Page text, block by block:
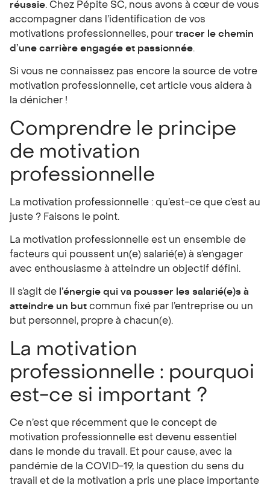
réussie. Chez Pépite SC, nous avons à cœur de vous
accompagner dans l’identification de vos
motivations professionnelles, pour tracer le chemin
d’une carrière engagée et passionnée.
Si vous ne connaissez pas encore la source de votre
motivation professionnelle, cet article vous aidera à
la dénicher !
Comprendre le principe
de motivation
professionnelle
La motivation professionnelle : qu’est-ce que c’est au
juste ? Faisons le point.
La motivation professionnelle est un ensemble de
facteurs qui poussent un(e) salarié(e) à s’engager
avec enthousiasme à atteindre un objectif défini.
Il s’agit de l’énergie qui va pousser les salarié(e)s à
atteindre un but commun fixé par l’entreprise ou un
but personnel, propre à chacun(e).
La motivation
professionnelle : pourquoi
est-ce si important ?
Ce n’est que récemment que le concept de
motivation professionnelle est devenu essentiel
dans le monde du travail. Et pour cause, avec la
pandémie de la COVID-19, la question du sens du
travail et de la motivation a pris une place importante